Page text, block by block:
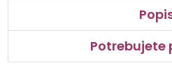
Potrebujete